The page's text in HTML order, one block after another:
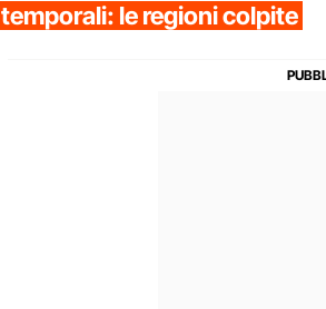
temporali: le regioni colpite